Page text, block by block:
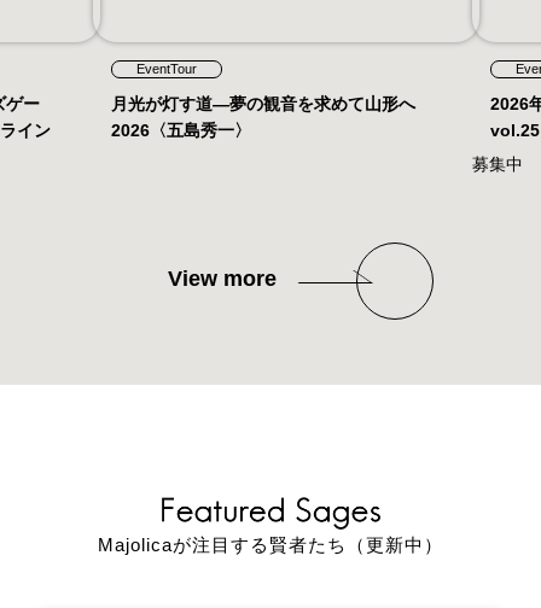
ゲー
イン
EventTour
月光が灯す道—夢の観音を求めて山形へ
2026〈五島秀一〉
2026
vol.25
募集中
View more
Majolicaが注目する賢者たち（更新中）